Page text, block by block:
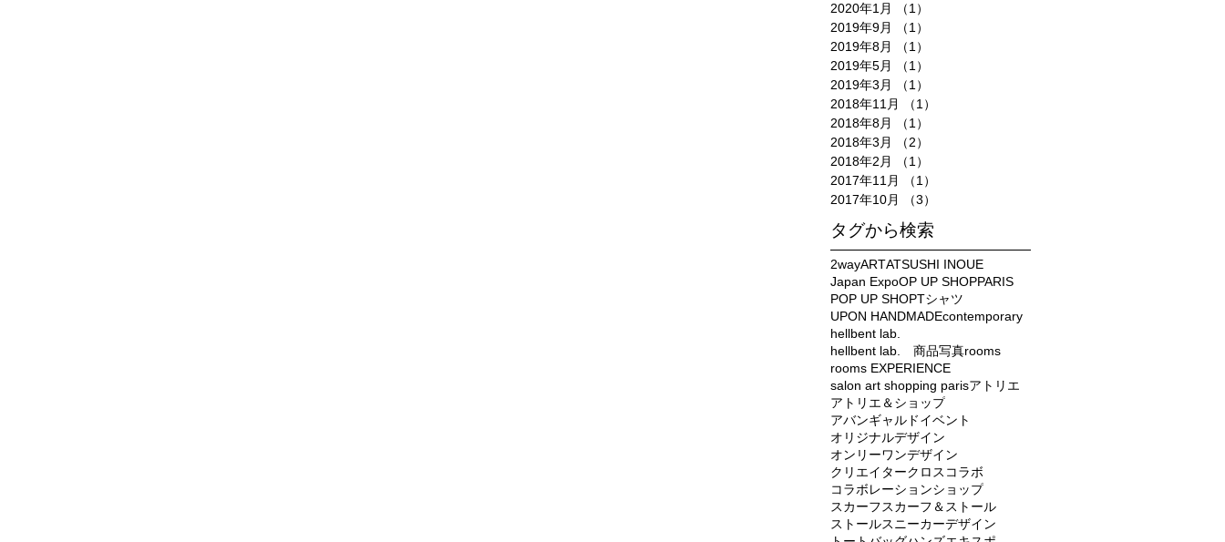
2020年1月
（1）
2019年9月
（1）
2019年8月
（1）
2019年5月
（1）
2019年3月
（1）
2018年11月
（1）
2018年8月
（1）
2018年3月
（2）
2018年2月
（1）
2017年11月
（1）
2017年10月
（3）
タグから検索
2wayARTATSUSHI INOUE
Japan ExpoOP UP SHOPPARIS
POP UP SHOPTシャツ
UPON HANDMADEcontemporary
hellbent lab.
hellbent lab. 商品写真rooms
rooms EXPERIENCE
salon art shopping parisアトリエ
アトリエ＆ショップ
アバンギャルドイベント
オリジナルデザイン
オンリーワンデザイン
クリエイタークロス コラボ
コラボレーションショップ
スカーフスカーフ＆ストール
ストールスニーカーデザイン